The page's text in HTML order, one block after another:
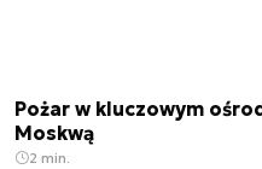
Pożar w kluczowym
Moskwą
2 min.